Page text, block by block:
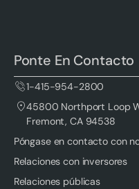
Ponte En Contacto
1-415-954-2800
45800 Northport Loop
Fremont, CA 94538
Póngase en contacto con
Relaciones con inversores
Relaciones públicas